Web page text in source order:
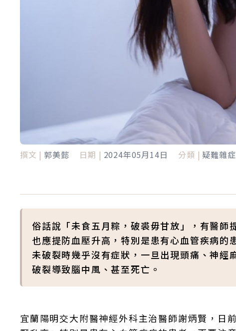
撰文 | 郭美懿 日期 | 2024年05月14日 分類 | 疑難雜症
俗話說「未食五月粽，破裘毋甘放」，有醫師
也應提防血壓升高，特別是患有心血管疾病
未破裂時幾乎沒有症狀，一旦出現頭痛、神經
破裂導致腦中風、甚至死亡。
宜蘭陽明交大附醫神經外科主治醫師謝炳賢，日